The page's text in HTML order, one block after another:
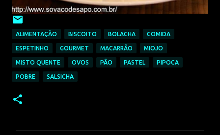
ALIMENTAÇÃO BISCOITO BOLACHA COMIDA
ESPETINHO GOURMET MACARRÃO MIOJO
MISTO QUENTE OVOS PÃO PASTEL PIPOCA
POBRE SALSICHA